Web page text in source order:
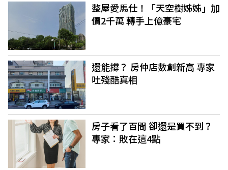
整屋愛馬仕！「天空樹姊姊」加
價2千萬 轉手上億豪宅
還能撐？ 房仲店數創新高 專家
吐殘酷真相
房子看了百間 卻還是買不到？
專家：敗在這4點